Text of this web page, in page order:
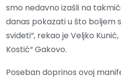
smo nedavno izašli na
danas pokazati u što boljem
svideti“, rekao je Veljko
Kostić“ Gakovo.
Poseban doprinos ovoj